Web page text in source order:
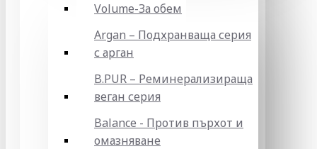
Volume-За обем
Argan – Подхранваща серия
с арган
B.PUR – Реминерализираща
веган серия
Balance - Против пърхот и
омазняване